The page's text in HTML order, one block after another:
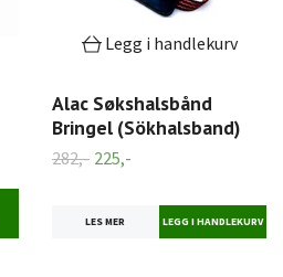
Legg i handlekurv
Alac Søkshalsbånd
Bringel (Sökhalsband)
282,- 225,-
LES MER